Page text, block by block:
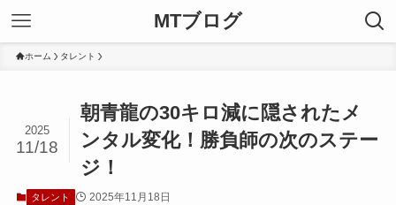
MTブログ
ホーム タレント
朝青龍の30キロ減に隠されたメ
ンタル変化！勝負師の次のステー
ジ！
2025
11/18
タレント 2025年11月18日